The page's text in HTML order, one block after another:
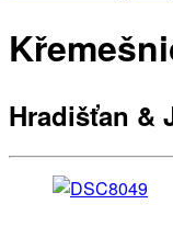
Hradišťan &